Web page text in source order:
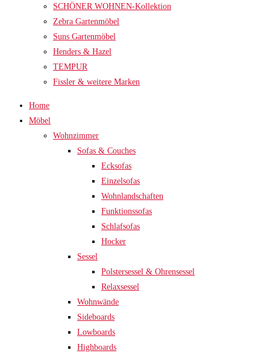
SCHÖNER WOHNEN-Kollektion
Zebra Gartenmöbel
Suns Gartenmöbel
Henders & Hazel
TEMPUR
Fissler & weitere Marken
Home
Möbel
Wohnzimmer
Sofas & Couches
Ecksofas
Einzelsofas
Wohnlandschaften
Funktionssofas
Schlafsofas
Hocker
Sessel
Polstersessel & Ohrensessel
Relaxsessel
Wohnwände
Sideboards
Lowboards
Highboards